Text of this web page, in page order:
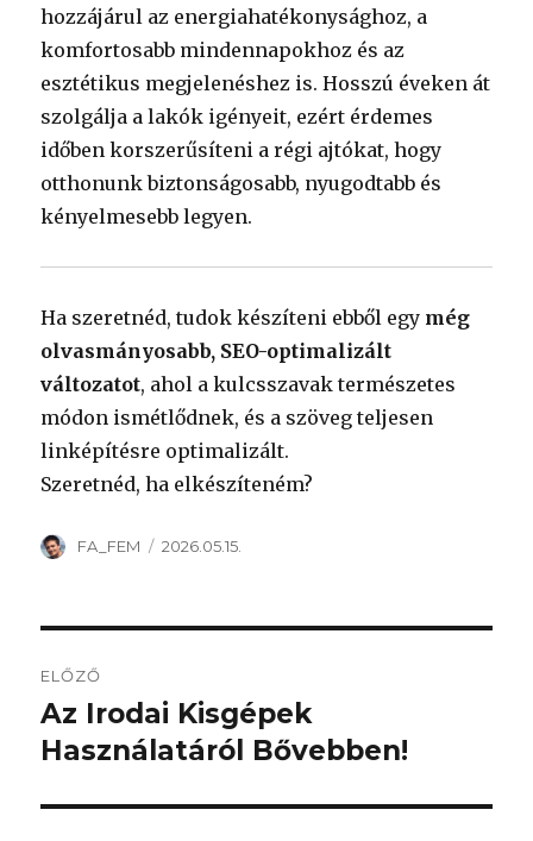
hozzájárul az energiahatékonysághoz, a
komfortosabb mindennapokhoz és az
esztétikus megjelenéshez is. Hosszú éveken át
szolgálja a lakók igényeit, ezért érdemes
időben korszerűsíteni a régi ajtókat, hogy
otthonunk biztonságosabb, nyugodtabb és
kényelmesebb legyen.
Ha szeretnéd, tudok készíteni ebből egy még
olvasmányosabb, SEO-optimalizált
változatot, ahol a kulcsszavak természetes
módon ismétlődnek, és a szöveg teljesen
linképítésre optimalizált.
Szeretnéd, ha elkészíteném?
Szerző
FA_FEM Közzétéve
2026.05.15.
navigáció
ELŐZŐ
Korábbi
bejegyzés:
Az Irodai Kisgépek
Használatáról Bővebben!